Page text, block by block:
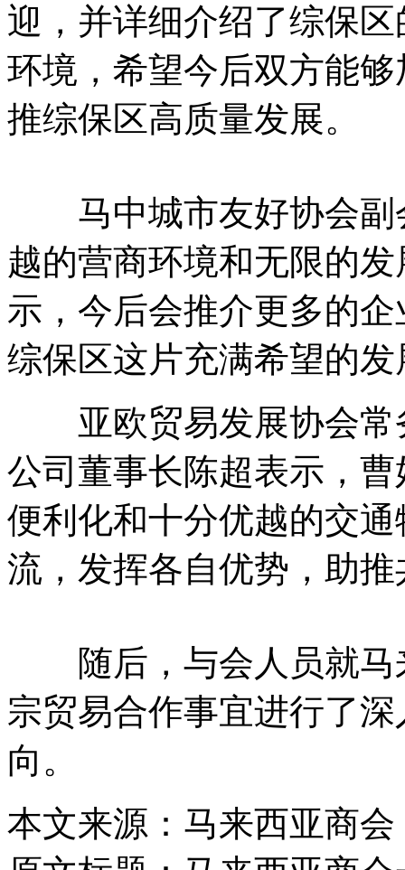
迎，并详细介绍了综保
环境，希望今后双方能
推综保区高质量发展。
马中城市友好协会副
越的营商环境和无限的
示，今后会推介更多的
综保区这片充满希望的
亚欧贸易发展协会常
公司董事长陈超表示，
便利化和十分优越的交
流，发挥各自优势，助
随后，与会人员就马
宗贸易合作事宜进行了
向。
本文来源：马来西亚商会